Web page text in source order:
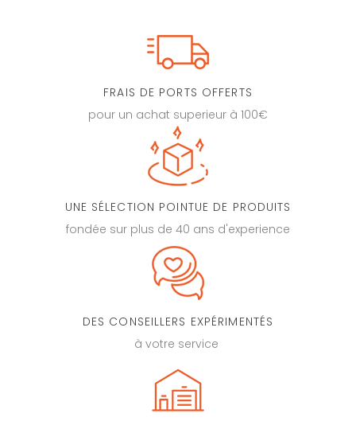
FRAIS DE PORTS OFFERTS
pour un achat superieur à 100€
UNE SÉLECTION POINTUE DE PRODUITS
fondée sur plus de 40 ans d'experience
DES CONSEILLERS EXPÉRIMENTÉS
à votre service